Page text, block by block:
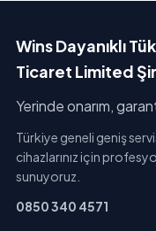
Wins Dayanıklı
Ticaret Limited
Yerinde onarım,
Türkiye geneli geniş
cihazlarınız için
sunuyoruz.
0850 340 4571